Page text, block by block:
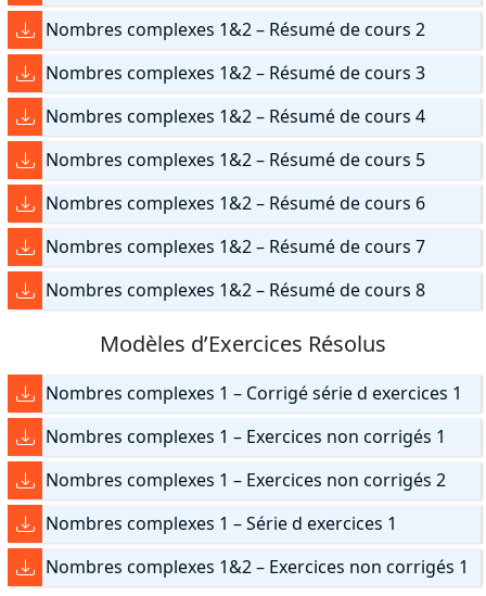
Nombres complexes 1&2 – Résumé de cours 2
Nombres complexes 1&2 – Résumé de cours 3
Nombres complexes 1&2 – Résumé de cours 4
Nombres complexes 1&2 – Résumé de cours 5
Nombres complexes 1&2 – Résumé de cours 6
Nombres complexes 1&2 – Résumé de cours 7
Nombres complexes 1&2 – Résumé de cours 8
Modèles d’Exercices Résolus
Nombres complexes 1 – Corrigé série d exercices 1
Nombres complexes 1 – Exercices non corrigés 1
Nombres complexes 1 – Exercices non corrigés 2
Nombres complexes 1 – Série d exercices 1
Nombres complexes 1&2 – Exercices non corrigés 1